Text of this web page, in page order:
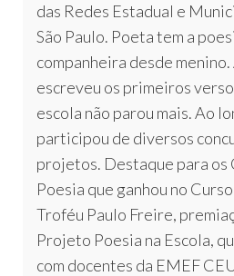
das Redes Estadual e
São Paulo. Poeta tem a
companheira desde menino.
escreveu os primeiros
escola não parou mais. Ao
participou de diversos
projetos. Destaque para os
Poesia que ganhou no
Troféu Paulo Freire,
Projeto Poesia na Escola,
com docentes da EMEF